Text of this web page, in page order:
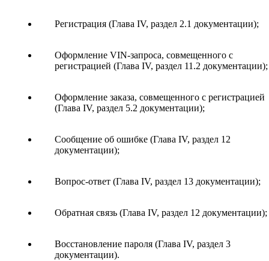
Регистрация (Глава IV, раздел 2.1 документации);
Оформление VIN-запроса, совмещенного с
регистрацией (Глава IV, раздел 11.2 документации);
Оформление заказа, совмещенного с регистрацией
(Глава IV, раздел 5.2 документации);
Сообщение об ошибке (Глава IV, раздел 12
документации);
Вопрос-ответ (Глава IV, раздел 13 документации);
Обратная связь (Глава IV, раздел 12 документации);
Восстановление пароля (Глава IV, раздел 3
документации).